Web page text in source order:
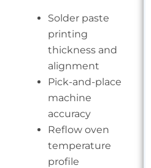
Solder paste
printing
thickness and
alignment
Pick-and-place
machine
accuracy
Reflow oven
temperature
profile